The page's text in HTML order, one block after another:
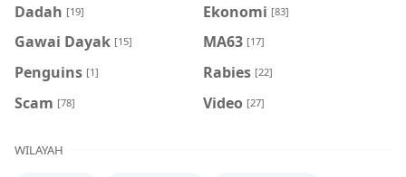
Dadah [19] Ekonomi [83]
Gawai Dayak [15] MA63 [17]
Penguins [1] Rabies [22]
Scam [78] Video [27]
WILAYAH